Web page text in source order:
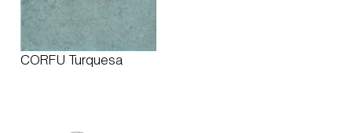
CORFU Turquesa